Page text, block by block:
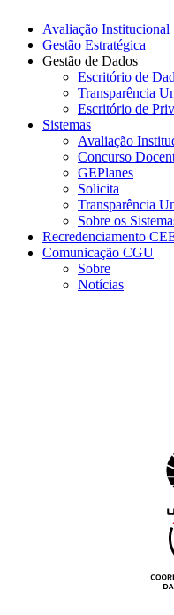
Avaliação Institucional
Gestão Estratégica
Gestão de Dados
Escritório de
Transparência
Escritório de
Sistemas
Avaliação
Concurso
GEPlanes
Solicita
Transparência
Sobre os
Recredenciamento
Comunicação CGU
Sobre
Notícias